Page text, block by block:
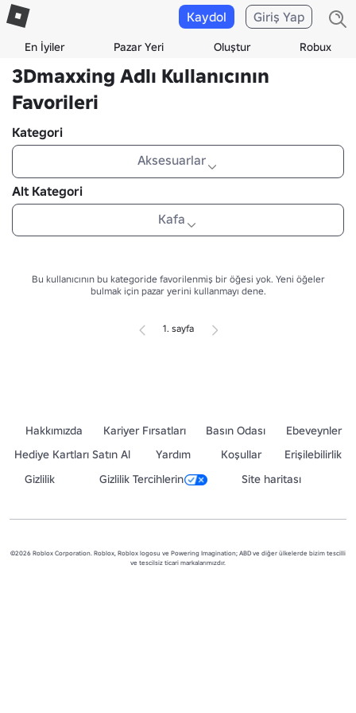
En İyiler Pazar Yeri Oluştur Robux
Kaydol Giriş Yap
3Dmaxxing Adlı Kullanıcının
Favorileri
Kategori
Aksesuarlar
Alt Kategori
Kafa
Bu kullanıcının bu kategoride favorilenmiş bir öğesi yok. Yeni öğeler
bulmak için pazar yerini kullanmayı dene.
1. sayfa
Hakkımızda Kariyer Fırsatları Basın Odası
Ebeveynler
Hediye Kartları Satın Al
Yardım Koşullar
Erişilebilirlik
Gizlilik
Gizlilik Tercihlerin Site haritası
©2026 Roblox Corporation. Roblox, Roblox logosu ve Powering Imagination; ABD ve diğer ülkelerde bizim tescilli
ve tescilsiz ticari markalarımızdır.